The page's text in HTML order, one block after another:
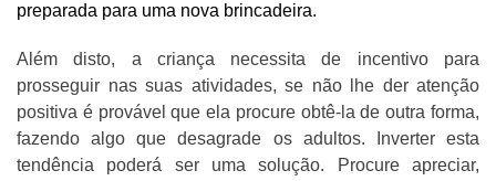
preparada para uma nova brincadeira.
Além disto, a criança necessita de incentivo para
prosseguir nas suas atividades, se não lhe der atenção
positiva é provável que ela procure obtê-la de outra forma,
fazendo algo que desagrade os adultos. Inverter esta
tendência poderá ser uma solução. Procure apreciar,